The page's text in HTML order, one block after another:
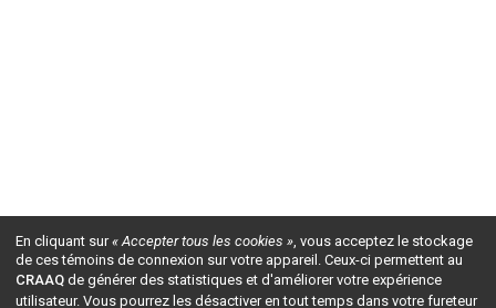
En cliquant sur« Accepter tous les cookies », vous acceptez le stockage
de ces témoins de connexion sur votre appareil. Ceux-ci permettent au
CRAAQ de générer des statistiques et d'améliorer votre expérience
utilisateur. Vous pourrez les désactiver en tout temps dans votre fureteur